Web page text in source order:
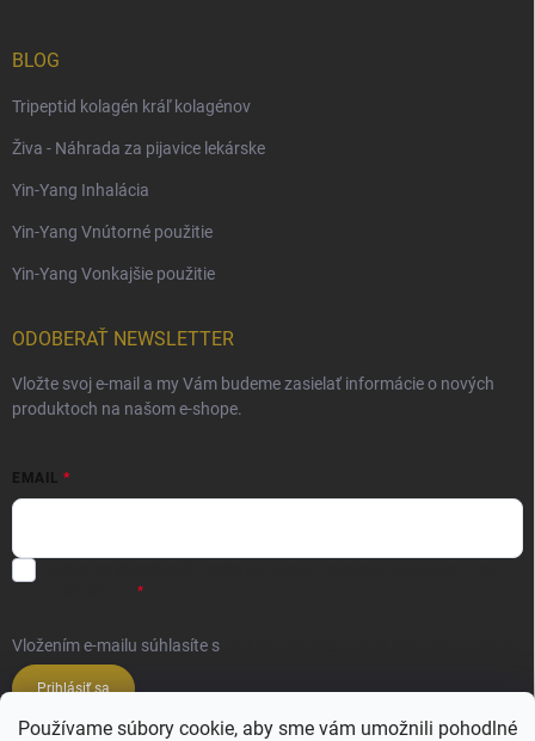
Používame súbory cookie, aby sme vám umožnili pohodlné
BLOG
Tripeptid kolagén kráľ kolagénov
Živa - Náhrada za pijavice lekárske
Yin-Yang Inhalácia
Yin-Yang Vnútorné použitie
Yin-Yang Vonkajšie použitie
ODOBERAŤ NEWSLETTER
Vložte svoj e-mail a my Vám budeme zasielať informácie o nových
produktoch na našom e-shope.
EMAIL
Vložením e-mailu súhlasíte s
Prihlásiť sa